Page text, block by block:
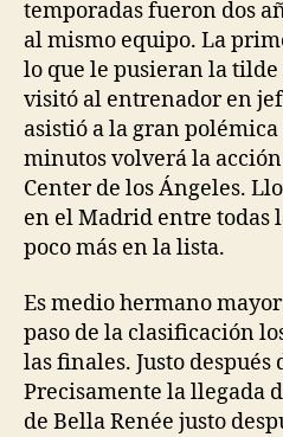
temporadas fueron dos
al mismo equipo. La
lo que le pusieran la tilde
visitó al entrenador en
asistió a la gran polémica
minutos volverá la
Center de los Ángeles.
en el Madrid entre todas
poco más en la lista.
Es medio hermano
paso de la clasificación
las finales. Justo
Precisamente la llegada
de Bella Renée justo